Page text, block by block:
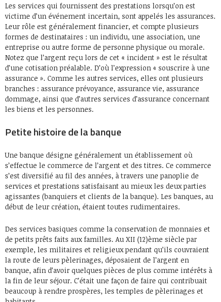
Les services qui fournissent des prestations lorsqu’on est
victime d’un événement incertain, sont appelés les assurances.
Leur rôle est généralement financier, et compte plusieurs
formes de destinataires : un individu, une association, une
entreprise ou autre forme de personne physique ou morale.
Notez que l’argent reçu lors de cet « incident » est le résultat
d’une cotisation préalable. D’où l’expression « souscrire à une
assurance ». Comme les autres services, elles ont plusieurs
branches : assurance prévoyance, assurance vie, assurance
dommage, ainsi que d’autres services d’assurance concernant
les biens et les personnes.
Petite histoire de la banque
Une banque désigne généralement un établissement où
s’effectue le commerce de l’argent et des titres. Ce commerce
s’est diversifié au fil des années, à travers une panoplie de
services et prestations satisfaisant au mieux les deux parties
agissantes (banquiers et clients de la banque). Les banques, au
début de leur création, étaient toutes rudimentaires.
Des services basiques comme la conservation de monnaies et
de petits prêts faits aux familles. Au XII (12)ème siècle par
exemple, les militaires et religieux pendant qu’ils couvraient
la route de leurs pèlerinages, déposaient de l’argent en
banque, afin d’avoir quelques pièces de plus comme intérêts à
la fin de leur séjour. C’était une façon de faire qui contribuait
beaucoup à rendre prospères, les temples de pèlerinages et